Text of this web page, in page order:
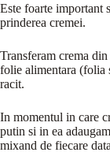
Este foarte important
prinderea cremei.
Transferam crema
folie alimentara (folia
racit.
In momentul in care
putin si in ea
mixand de fiecare